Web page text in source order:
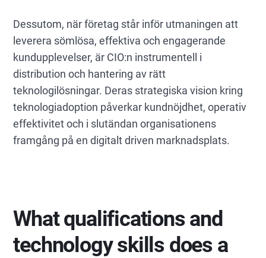
Dessutom, när företag står inför utmaningen att
leverera sömlösa, effektiva och engagerande
kundupplevelser, är CIO:n instrumentell i
distribution och hantering av rätt
teknologilösningar. Deras strategiska vision kring
teknologiadoption påverkar kundnöjdhet, operativ
effektivitet och i slutändan organisationens
framgång på en digitalt driven marknadsplats.
What qualifications and
technology skills does a